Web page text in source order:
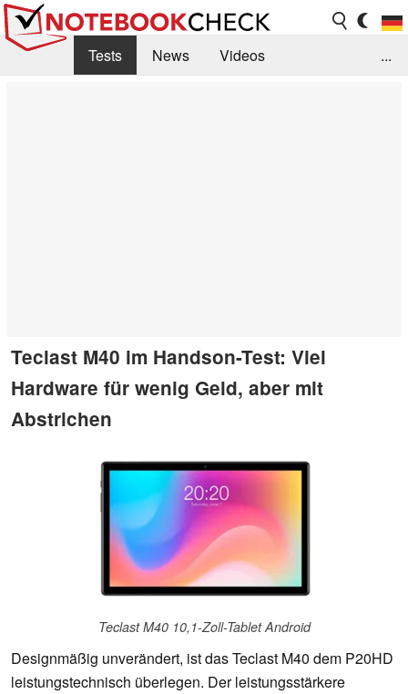
Tests News
Videos
...
Teclast M40 im Handson-Test: Viel
Hardware für wenig Geld, aber mit
Abstrichen
Teclast M40 10,1-Zoll-Tablet Android
Designmäßig unverändert, ist das Teclast M40 dem P20HD
leistungstechnisch überlegen. Der leistungsstärkere